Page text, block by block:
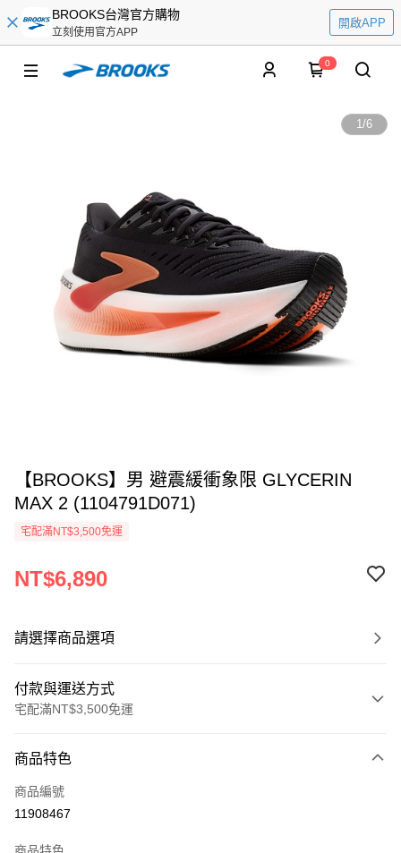
BROOKS台灣官方購物
立刻使用官方APP
開啟APP
0
1/6
【BROOKS】男 避震緩衝象限 GLYCERIN
MAX 2 (1104791D071)
宅配滿NT$3,500免運
NT$6,890
請選擇商品選項
付款與運送方式
宅配滿NT$3,500免運
信用卡一次付款
ATM付款
運送方式
商品特色
商品編號
11908467